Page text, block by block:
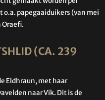
o.a. papegaaiduikers (van mei
(CA. 239
Eldhraun, met haar
naar Vik. Dit is de